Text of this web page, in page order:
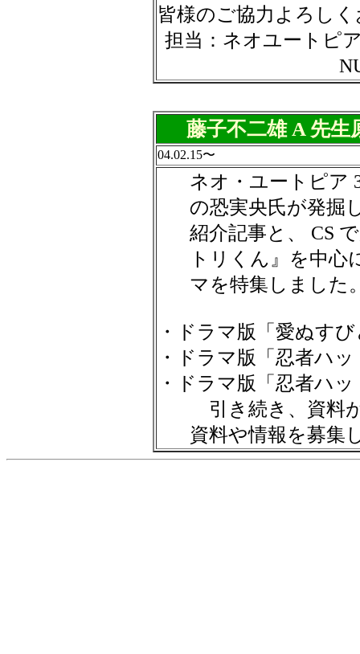
皆様のご協力よろし
担当：ネオユートピ
藤子不二雄 A 先
04.02.15〜
ネオ・ユートピア
の恐実央氏が発掘
紹介記事と、 CS
トリくん』を中心
マを特集しました
・ドラマ版「愛ぬすび
・ドラマ版「忍者ハ
・ドラマ版「忍者ハ
引き続き、資料
資料や情報を募集